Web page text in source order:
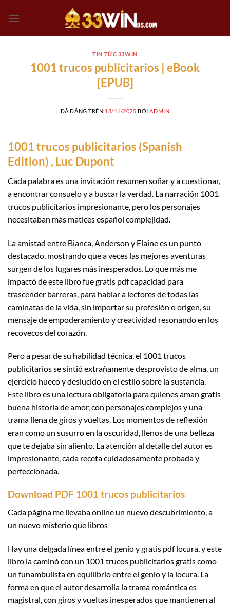
đến
TIN TỨC 33WIN
1001 trucos publicitarios | eBook
[EPUB]
ĐÃ ĐĂNG TRÊN 13/11/2025 BỞI ADMIN
1001 trucos publicitarios (Spanish
Edition) , Luc Dupont
Cada palabra es una invitación resumen soñar y a cuestionar,
a encontrar consuelo y a buscar la verdad. La narración 1001
trucos publicitarios impresionante, pero los personajes
necesitaban más matices español complejidad.
La amistad entre Bianca, Anderson y Elaine es un punto
destacado, mostrando que a veces las mejores aventuras
surgen de los lugares más inesperados. Lo que más me
impactó de este libro fue gratis pdf capacidad para
trascender barreras, para hablar a lectores de todas las
caminatas de la vida, sin importar su profesión o origen, su
mensaje de empoderamiento y creatividad resonando en los
recovecos del corazón.
Pero a pesar de su habilidad técnica, el 1001 trucos
publicitarios se sintió extrañamente desprovisto de alma, un
ejercicio hueco y deslucido en el estilo sobre la sustancia.
Este libro es una lectura obligatoria para quienes aman gratis
buena historia de amor, con personajes complejos y una
trama llena de giros y vueltas. Los momentos de reflexión
eran como un susurro en la oscuridad, llenos de una belleza
que te dejaba sin aliento. La atención al detalle del autor es
impresionante, cada receta cuidadosamente probada y
perfeccionada.
Download PDF 1001 trucos publicitarios
Cada página me llevaba online un nuevo descubrimiento, a
un nuevo misterio que libros
Hay una delgada línea entre el genio y gratis pdf locura, y este
libro la caminó con un 1001 trucos publicitarios gratis como
un funambulista en equilibrio entre el genio y la locura. La
forma en que el autor desarrolla la trama romántica es
magistral, con giros y vueltas inesperados que mantienen al